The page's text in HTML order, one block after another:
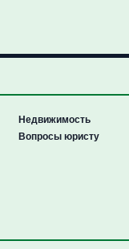
Недвижимость
Вопросы юристу